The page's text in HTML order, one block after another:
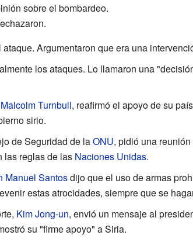
sobre el bombardeo.
Argumentaron que era una
los ataques. Lo llamaron una
Malcolm Turnbull, reafirmó el apoyo de su
sirio.
de Seguridad de laONU, pidió una
las reglas de las Naciones Unidas.
Manuel Santosdijo que el uso de armas
estas atrocidades, siempre que se
Kim Jong-un, envió un mensaje al
su "firme apoyo" a Siria.